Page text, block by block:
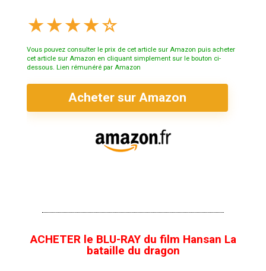
★★★★☆
Vous pouvez consulter le prix de cet article sur Amazon puis acheter
cet article sur Amazon en cliquant simplement sur le bouton ci-
dessous. Lien rémunéré par Amazon
Acheter sur Amazon
ACHETER le BLU-RAY du film Hansan La
bataille du dragon